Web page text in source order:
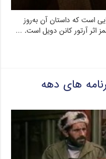
است که داستان آن به‌روز
اثر آرتور کانن دویل است. …
های دهه